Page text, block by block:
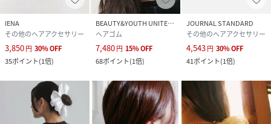
※照明の関係により、実際よりも色味が違って見える場合が
あります。
またパソコン・スマートフォンなどの環境により、若干製品
予めご了承ください。
※商品の色味は、商品アップ画像をご参照ください。
IENA
その他のヘアアクセサリー
3,850円 30%OFF
35ポイント(1倍)
BEAUTY&YOUTH UNITED ARROWS
ヘアゴム
7,480円 15%OFF
68ポイント(1倍)
JOURNAL STANDARD
その他のヘアアクセサリー
4,543円 30%OFF
41ポイント(1倍)